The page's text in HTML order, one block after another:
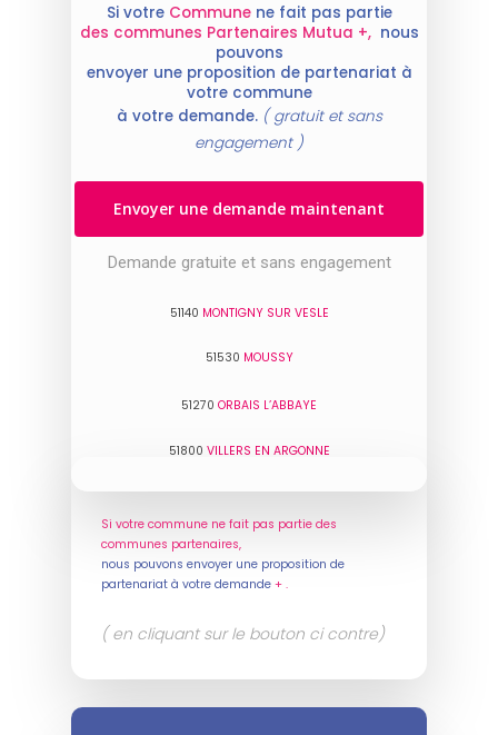
Si votre Commune ne fait pas partie
des communes Partenaires Mutua +, nous
pouvons
envoyer une proposition de partenariat à
votre commune
à votre demande. ( gratuit et sans
engagement )
Envoyer une demande maintenant
Demande gratuite et sans engagement
51140 MONTIGNY SUR VESLE
51530 MOUSSY
51270 ORBAIS L’ABBAYE
51800 VILLERS EN ARGONNE
Si votre commune ne fait pas partie des
communes partenaires,
nous pouvons envoyer une proposition de
partenariat à votre demande + .
( en cliquant sur le bouton ci contre)